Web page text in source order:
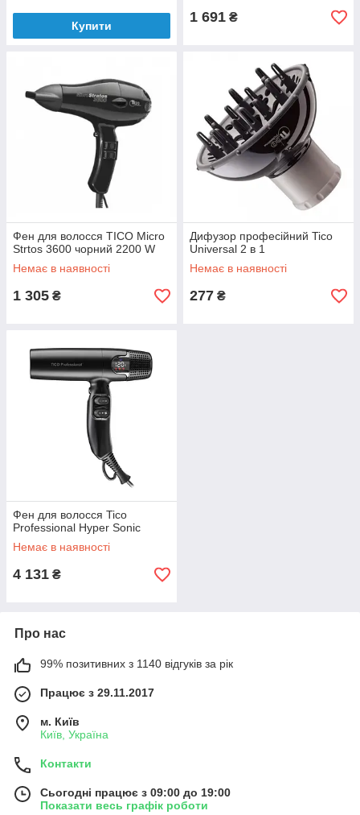
Купити
1 691 ₴
Фен для волосся TICO Micro
Strtos 3600 чорний 2200 W
Немає в наявності
1 305 ₴
Дифузор професійний Tico
Universal 2 в 1
Немає в наявності
277 ₴
Фен для волосся Tico
Professional Hyper Sonic
Немає в наявності
4 131 ₴
Про нас
99% позитивних з 1140 відгуків за рік
Працює з 29.11.2017
м. Київ
Київ, Україна
Контакти
Сьогодні працює з 09:00 до 19:00
Показати весь графік роботи